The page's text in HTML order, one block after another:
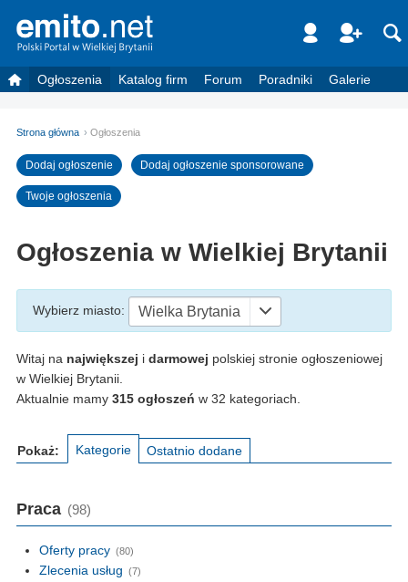
Ogłoszenia Katalog firm Forum Poradniki Galerie
Strona główna Ogłoszenia
Dodaj ogłoszenie Dodaj ogłoszenie sponsorowane
Twoje ogłoszenia
Ogłoszenia w Wielkiej Brytanii
Wybierz miasto: Wielka Brytania
Witaj na największej i darmowej polskiej stronie ogłoszeniowej
w Wielkiej Brytanii.
Aktualnie mamy 315 ogłoszeń w 32 kategoriach.
Pokaż: Kategorie Ostatnio dodane
Praca (98)
Oferty pracy (80)
Zlecenia usług (7)